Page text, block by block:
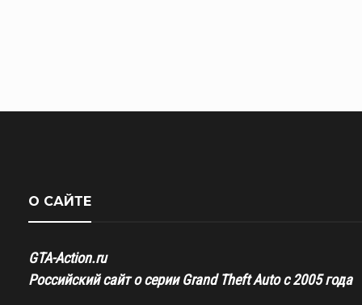
О САЙТЕ
GTA-Action.ru
Российский сайт о серии Grand Theft Auto с 2005 года